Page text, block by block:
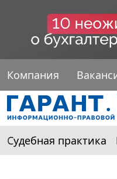
Компания
Судебная практика